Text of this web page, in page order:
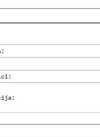
na človekove pravice
licence: